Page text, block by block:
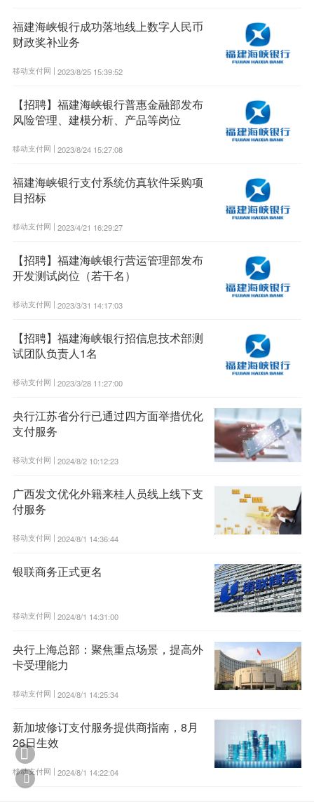
福建海峡银行成功落地线上数字人民币
财政奖补业务
移动支付网 | 2023/8/25 15:39:52
【招聘】福建海峡银行普惠金融部发布
风险管理、建模分析、产品等岗位
移动支付网 | 2023/8/24 15:27:08
福建海峡银行支付系统仿真软件采购项
目招标
移动支付网 | 2023/4/21 16:29:27
【招聘】福建海峡银行营运管理部发布
开发测试岗位（若干名）
移动支付网 | 2023/3/31 14:17:03
【招聘】福建海峡银行招信息技术部测
试团队负责人1名
移动支付网 | 2023/3/28 11:27:00
央行江苏省分行已通过四方面举措优化
支付服务
移动支付网 | 2024/8/2 10:12:23
广西发文优化外籍来桂人员线上线下支
付服务
移动支付网 | 2024/8/1 14:36:44
银联商务正式更名
移动支付网 | 2024/8/1 14:31:00
央行上海总部：聚焦重点场景，提高外
卡受理能力
移动支付网 | 2024/8/1 14:25:34
新加坡修订支付服务提供商指南，8月
26日生效
移动支付网 | 2024/8/1 14:22:04

